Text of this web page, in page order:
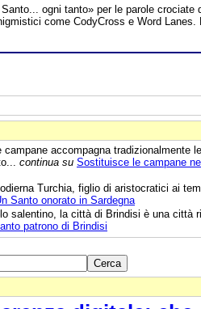
ogni tanto» per le parole crociate
come CodyCross e Word Lanes.
accompagna tradizionalmente
continua su Sostituisce le campane
Turchia, figlio di aristocratici ai
Santo onorato in Sardegna
salentino, la città di Brindisi è una città
patrono di Brindisi